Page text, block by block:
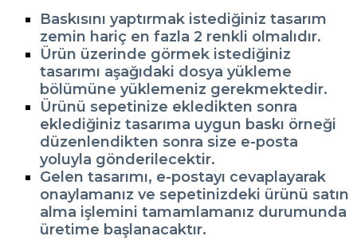
Baskısını yaptırmak istediğiniz tasarım
zemin hariç en fazla 2 renkli olmalıdır.
Ürün üzerinde görmek istediğiniz
tasarımı aşağıdaki dosya yükleme
bölümüne yüklemeniz gerekmektedir.
Ürünü sepetinize ekledikten sonra
eklediğiniz tasarıma uygun baskı örneği
düzenlendikten sonra size e-posta
yoluyla gönderilecektir.
Gelen tasarımı, e-postayı cevaplayarak
onaylamanız ve sepetinizdeki ürünü satın
alma işlemini tamamlamanız durumunda
üretime başlanacaktır.